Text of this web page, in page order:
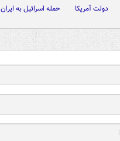
دولت آمریکا حمله اسرائیل به ایران